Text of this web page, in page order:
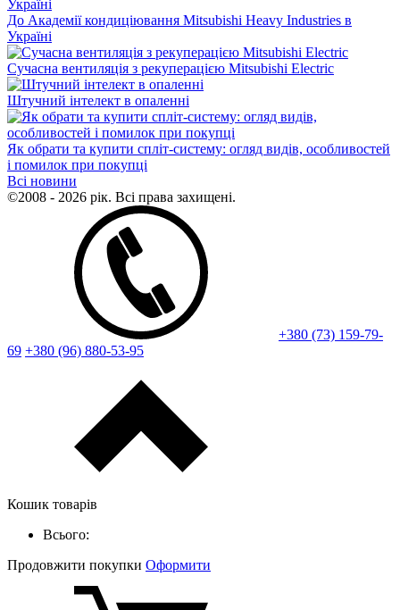
До Академії кондиціювання Mitsubishi Heavy Industries в
Україні
Сучасна вентиляція з рекуперацією Mitsubishi Electric
Штучний інтелект в опаленні
Як обрати та купити спліт-систему: огляд видів, особливостей
і помилок при покупці
Всі новини
©2008 - 2026 рік. Всі права захищені.
+380 (73) 159-79-
69 +380 (96) 880-53-95
Кошик товарів
Всього:
Продовжити покупки Оформити